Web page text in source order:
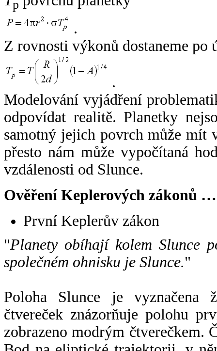
p
.
Z rovnosti výkonů dostaneme po
.
Modelování vyjádření
odpovídat realitě. Planetky
samotný jejich povrch může mít
přesto nám může vypočítaná
vzdálenosti od Slunce.
Ověření Keplerových zákonů …
První Keplerův zákon
"Planety obíhají kolem Slunce
společném ohnisku je Slunce."
Poloha Slunce je vyznačena
čtvereček znázorňuje polohu
zobrazeno modrým čtverečkem.